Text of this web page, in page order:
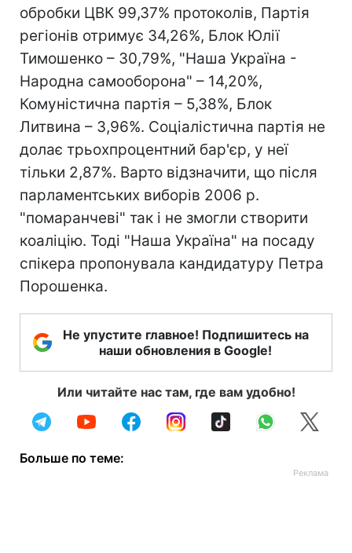
обробки ЦВК 99,37% протоколів, Партія
регіонів отримує 34,26%, Блок Юлії
Тимошенко – 30,79%, "Наша Україна -
Народна самооборона" – 14,20%,
Комуністична партія – 5,38%, Блок
Литвина – 3,96%. Соціалістична партія не
долає трьохпроцентний бар'єр, у неї
тільки 2,87%. Варто відзначити, що після
парламентських виборів 2006 р.
"помаранчеві" так і не змогли створити
коаліцію. Тоді "Наша Україна" на посаду
спікера пропонувала кандидатуру Петра
Порошенка.
Не упустите главное! Подпишитесь на
наши обновления в Google!
Или читайте нас там, где вам удобно!
Больше по теме: